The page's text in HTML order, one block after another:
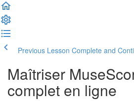
Previous Lesson Complete and
Maîtriser
complet en ligne